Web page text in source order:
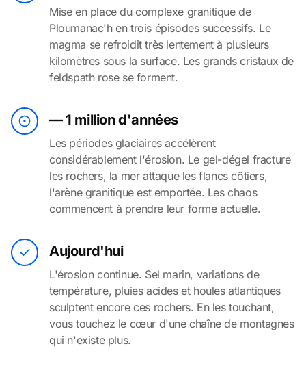
Mise en place du complexe granitique de
Ploumanac'h en trois épisodes successifs. Le
magma se refroidit très lentement à plusieurs
kilomètres sous la surface. Les grands cristaux de
feldspath rose se forment.
— 1 million d'années
Les périodes glaciaires accélèrent
considérablement l'érosion. Le gel-dégel fracture
les rochers, la mer attaque les flancs côtiers,
l'arène granitique est emportée. Les chaos
commencent à prendre leur forme actuelle.
Aujourd'hui
L'érosion continue. Sel marin, variations de
température, pluies acides et houles atlantiques
sculptent encore ces rochers. En les touchant,
vous touchez le cœur d'une chaîne de montagnes
qui n'existe plus.